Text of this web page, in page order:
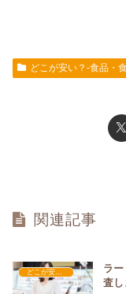
どこが安い？-食品・
関連記事
どこが安い？-食品・食材
ラ
査し